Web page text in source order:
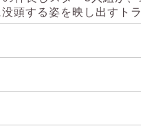
頭する姿を映し出すト